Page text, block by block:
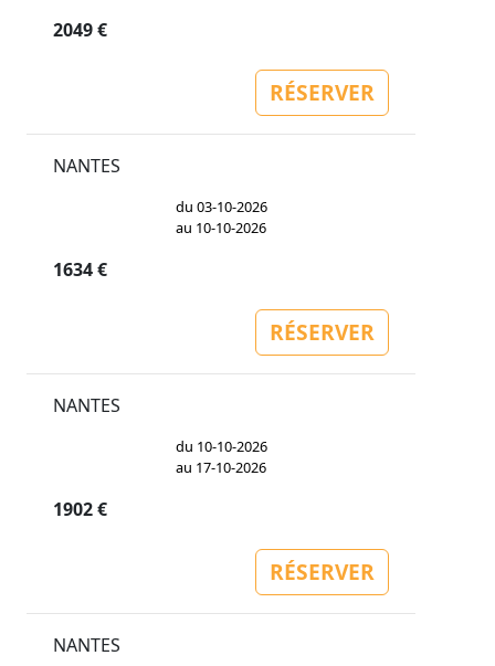
2049 €
RÉSERVER
NANTES
du 03-10-2026
au 10-10-2026
1634 €
RÉSERVER
NANTES
du 10-10-2026
au 17-10-2026
1902 €
RÉSERVER
NANTES